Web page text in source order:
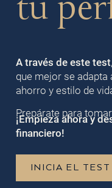
A través de este test
que mejor se adapta
ahorro y estilo de
Prepárate para
¡Empieza ahora y
financiero!
INICIA EL TEST